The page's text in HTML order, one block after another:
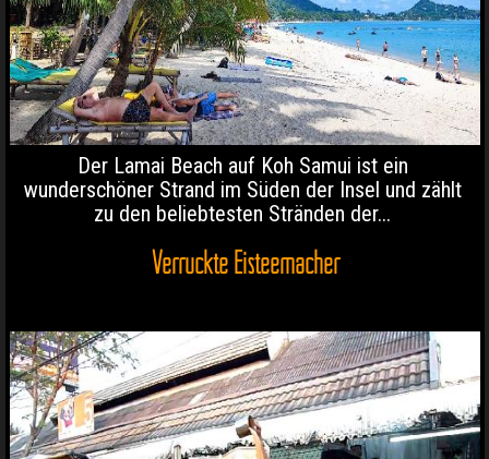
Der Lamai Beach auf Koh Samui ist ein
wunderschöner Strand im Süden der Insel und zählt
zu den beliebtesten Stränden der...
Verrückte Eisteemacher